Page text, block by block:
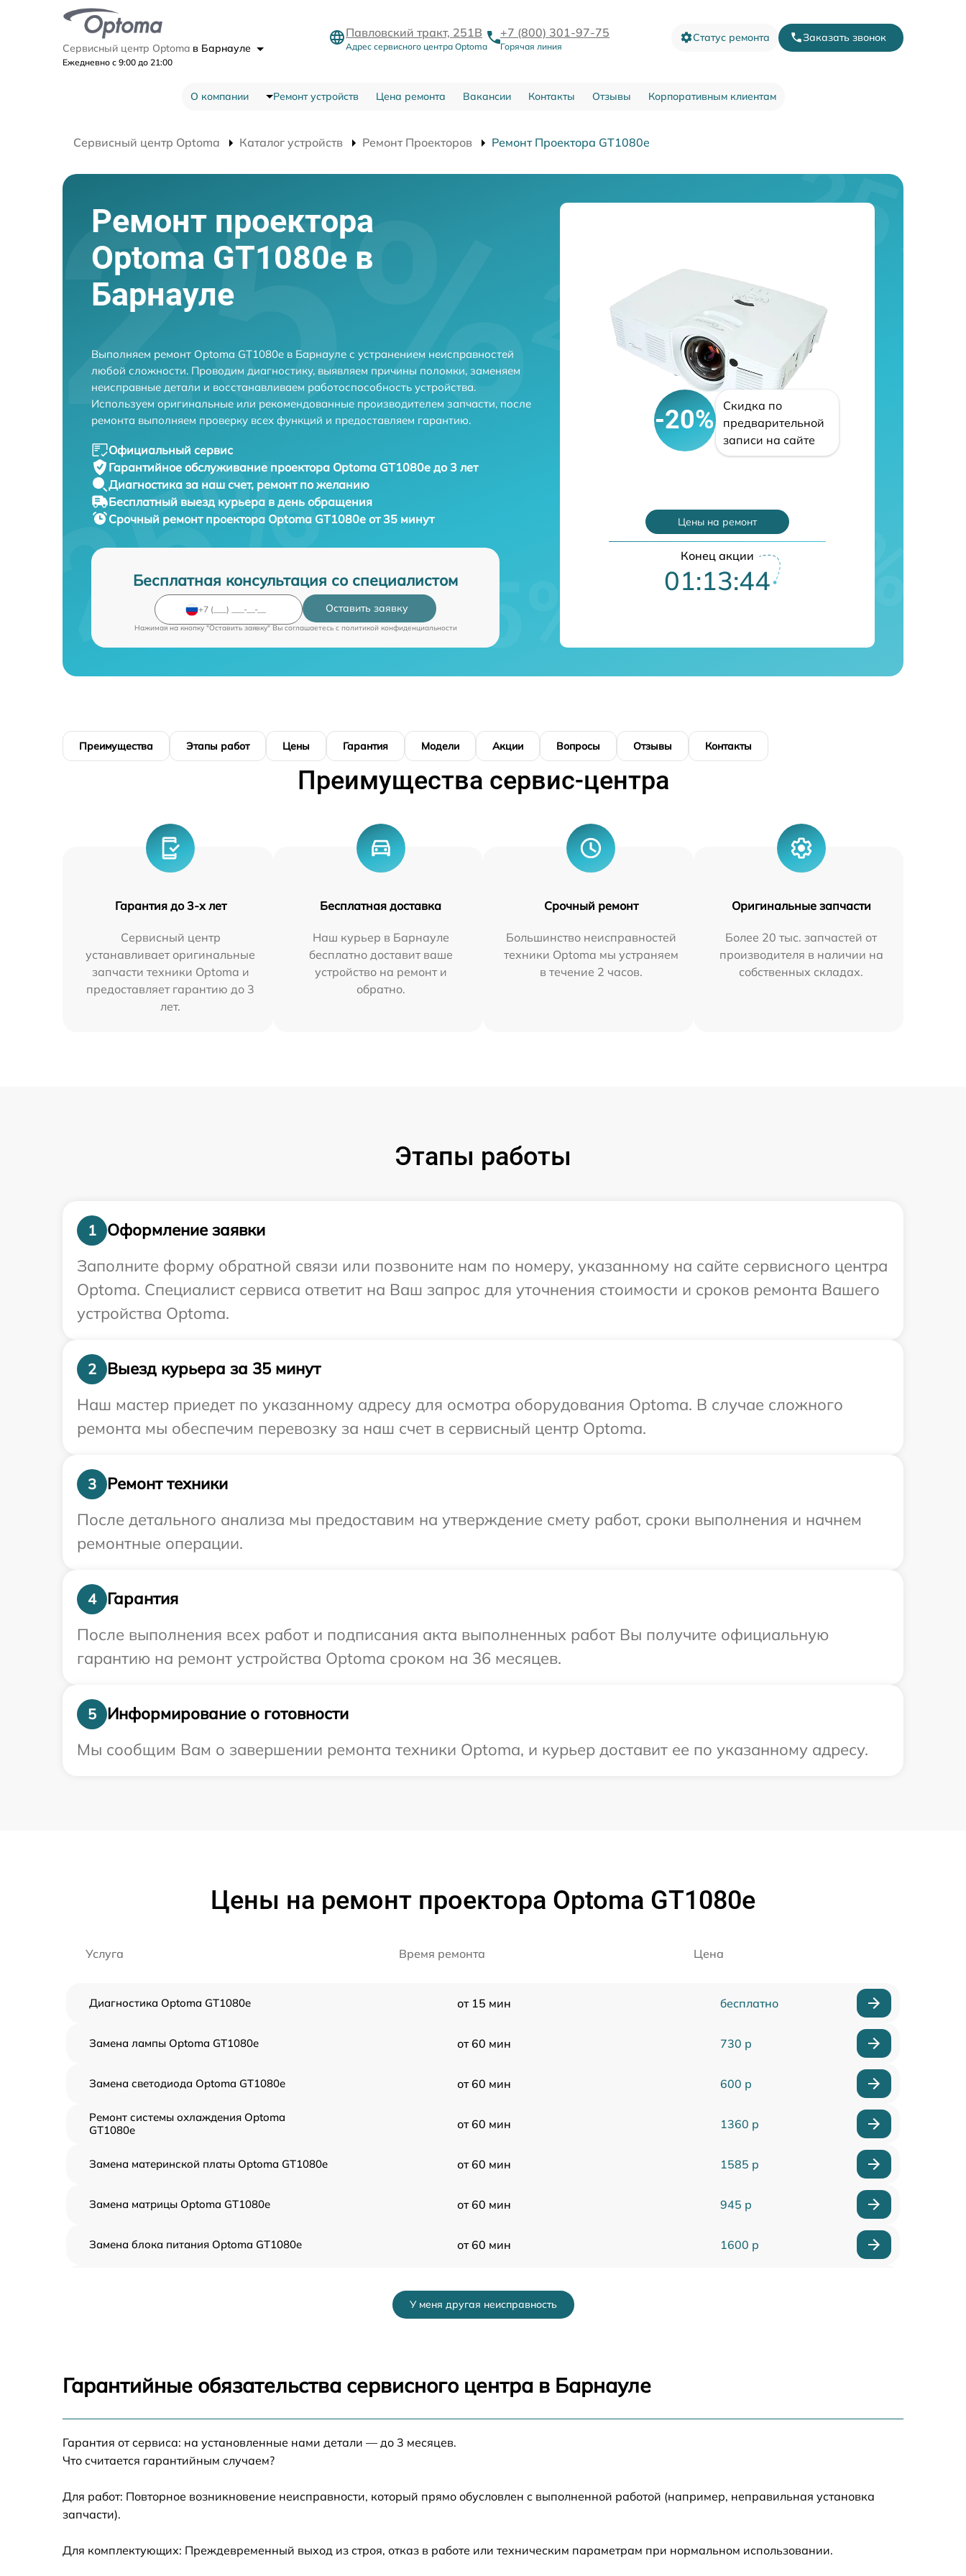
Сервисный центр Optoma в Барнауле
Ежедневно с 9:00 до 21:00
Павловский тракт, 251В
Адрес сервисного центра Optoma
+7 (800) 301-97-75
Горячая линия
Статус ремонта Заказать звонок
О компании Ремонт устройств Цена ремонта Вакансии Контакты Отзывы Корпоративным клиентам
Сервисный центр Optoma Каталог устройств Ремонт Проекторов Ремонт Проектора GT1080e
Ремонт проектора
Optoma GT1080e в
Барнауле
Выполняем ремонт Optoma GT1080e в Барнауле с устранением неисправностей
любой сложности. Проводим диагностику, выявляем причины поломки, заменяем
неисправные детали и восстанавливаем работоспособность устройства.
Используем оригинальные или рекомендованные производителем запчасти, после
ремонта выполняем проверку всех функций и предоставляем гарантию.
Официальный сервис
Гарантийное обслуживание проектора Optoma GT1080e до 3 лет
Диагностика за наш счет, ремонт по желанию
Бесплатный выезд курьера в день обращения
Срочный ремонт проектора Optoma GT1080e от 35 минут
Бесплатная консультация со специалистом
Оставить заявку
Нажимая на кнопку "Оставить заявку" Вы соглашаетесь c политикой конфиденциальности
-20%
Скидка по
предварительной
записи на сайте
Цены на ремонт
Конец акции
01:13:43
Преимущества Этапы работ Цены Гарантия Модели Акции Вопросы Отзывы Контакты
Преимущества сервис-центра
Гарантия до 3-х лет
Сервисный центр
устанавливает оригинальные
запчасти техники Optoma и
предоставляет гарантию до 3
лет.
Бесплатная доставка
Наш курьер в Барнауле
бесплатно доставит ваше
устройство на ремонт и
обратно.
Срочный ремонт
Большинство неисправностей
техники Optoma мы устраняем
в течение 2 часов.
Оригинальные запчасти
Более 20 тыс. запчастей от
производителя в наличии на
собственных складах.
Этапы работы
1
Оформление заявки
Заполните форму обратной связи или позвоните нам по номеру, указанному на сайте сервисного центра
Optoma. Специалист сервиса ответит на Ваш запрос для уточнения стоимости и сроков ремонта Вашего
устройства Optoma.
2
Выезд курьера за 35 минут
Наш мастер приедет по указанному адресу для осмотра оборудования Optoma. В случае сложного
ремонта мы обеспечим перевозку за наш счет в сервисный центр Optoma.
3
Ремонт техники
После детального анализа мы предоставим на утверждение смету работ, сроки выполнения и начнем
ремонтные операции.
4
Гарантия
После выполнения всех работ и подписания акта выполненных работ Вы получите официальную
гарантию на ремонт устройства Optoma сроком на 36 месяцев.
5
Информирование о готовности
Мы сообщим Вам о завершении ремонта техники Optoma, и курьер доставит ее по указанному адресу.
Цены на ремонт проектора Optoma GT1080e
Услуга Время ремонта Цена
Диагностика Optoma GT1080e от 15 мин бесплатно
Замена лампы Optoma GT1080e от 60 мин 730 р
Замена светодиода Optoma GT1080e от 60 мин 600 р
Ремонт системы охлаждения Optoma
GT1080e
от 60 мин 1360 р
Замена материнской платы Optoma GT1080e от 60 мин 1585 р
Замена матрицы Optoma GT1080e от 60 мин 945 р
Замена блока питания Optoma GT1080e от 60 мин 1600 р
Замена балластера Optoma GT1080e
GT1080e
У меня другая неисправность
Гарантийные обязательства сервисного центра в Барнауле
Гарантия от сервиса: на установленные нами детали — до 3 месяцев.
Что считается гарантийным случаем?
Для работ: Повторное возникновение неисправности, который прямо обусловлен с выполненной работой (например, неправильная установка
запчасти).
Для комплектующих: Преждевременный выход из строя, отказ в работе или техническим параметрам при нормальном использовании.